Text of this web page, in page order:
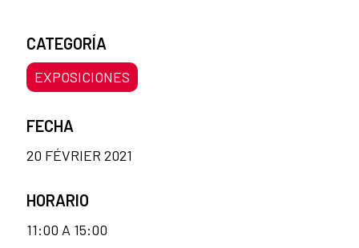
CATEGORÍA
EXPOSICIONES
FECHA
20 FÉVRIER 2021
HORARIO
11:00 A 15:00